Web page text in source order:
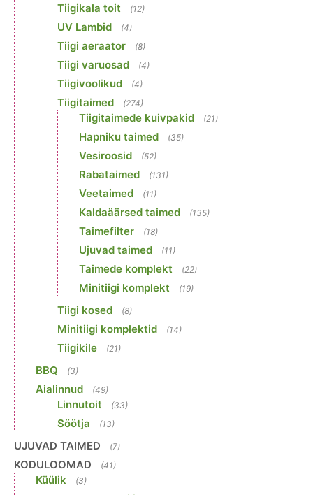
Tiigikala toit (12)
UV Lambid (4)
Tiigi aeraator (8)
Tiigi varuosad (4)
Tiigivoolikud (4)
Tiigitaimed (274)
Tiigitaimede kuivpakid (21)
Hapniku taimed (35)
Vesiroosid (52)
Rabataimed (131)
Veetaimed (11)
Kaldaäärsed taimed (135)
Taimefilter (18)
Ujuvad taimed (11)
Taimede komplekt (22)
Minitiigi komplekt (19)
Tiigi kosed (8)
Minitiigi komplektid (14)
Tiigikile (21)
BBQ (3)
Aialinnud (49)
Linnutoit (33)
Söötja (13)
UJUVAD TAIMED (7)
KODULOOMAD (41)
Küülik (3)